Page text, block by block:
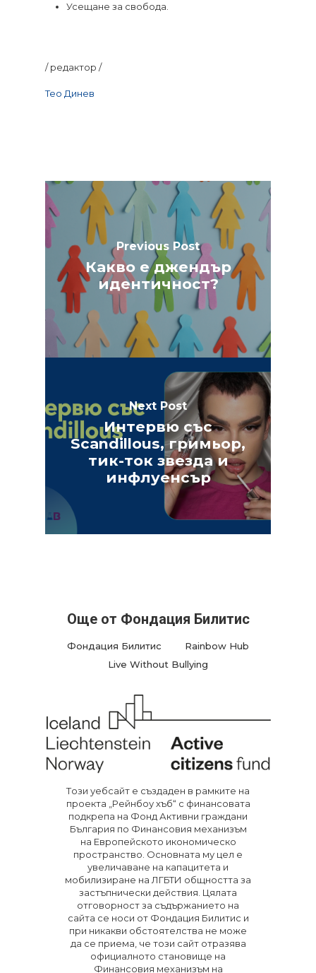
Усещане за свобода.
/ редактор /
Тео Динев
Previous Post
Какво е джендър
идентичност?
Next Post
Интервю със
Scandillous, гримьор,
тик-ток звезда и
инфлуенсър
Още от Фондация Билитис
Фондация Билитис
Rainbow Hub
Live Without Bullying
Тoзи уебсайт е създаден в рамките на
проекта „Рейнбоу хъб“ с финансовата
подкрепа на Фонд Активни граждани
България по Финансовия механизъм
на Европейското икономическо
пространство. Основната му цел е
увеличаване на капацитета и
мобилизиране на ЛГБТИ общността за
застъпнически действия. Цялата
отговорност за съдържанието на
сайта се носи от Фондация Билитис и
при никакви обстоятелства не може
да се приема, че този сайт отразява
официалното становище на
Финансовия механизъм на